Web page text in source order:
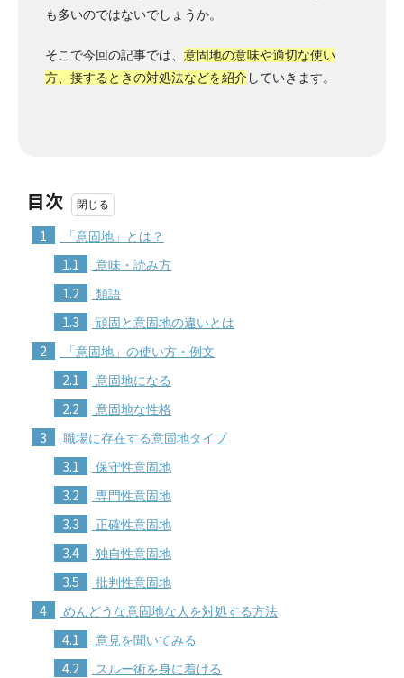
も多いのではないでしょうか。
そこで今回の記事では、 意固地の意味や適切な使い
方、接するときの対処法などを紹介 していきます。
目次
1 「意固地」とは？
1.1 意味・読み方
1.2 類語
1.3 頑固と意固地の違いとは
2 「意固地」の使い方・例文
2.1 意固地になる
2.2 意固地な性格
3 職場に存在する意固地タイプ
3.1 保守性意固地
3.2 専門性意固地
3.3 正確性意固地
3.4 独自性意固地
3.5 批判性意固地
4 めんどうな意固地な人を対処する方法
4.1 意見を聞いてみる
4.2 スルー術を身に着ける